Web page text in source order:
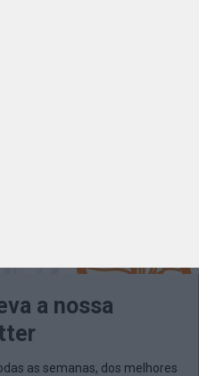
a nossa
as semanas, dos melhores